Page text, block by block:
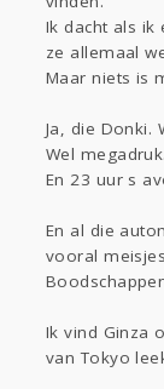
Ik dacht als ik
ze allemaal
Maar niets is
Ja, die Donki.
Wel megadruk.
En 23 uur s
En al die
vooral
Ik vind Ginza
van Tokyo